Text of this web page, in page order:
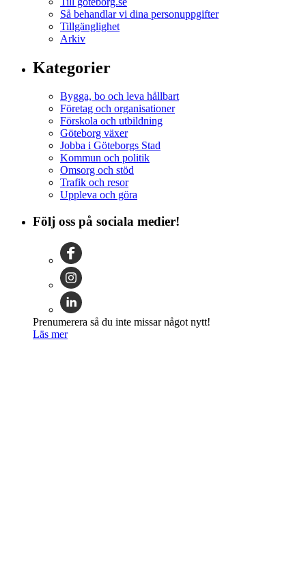
Så behandlar vi dina personuppgifter
Tillgänglighet
Arkiv
Kategorier
Bygga, bo och leva hållbart
Företag och organisationer
Förskola och utbildning
Göteborg växer
Jobba i Göteborgs Stad
Kommun och politik
Omsorg och stöd
Trafik och resor
Uppleva och göra
Följ oss på sociala medier!
Prenumerera så du inte missar något nytt!
Läs mer